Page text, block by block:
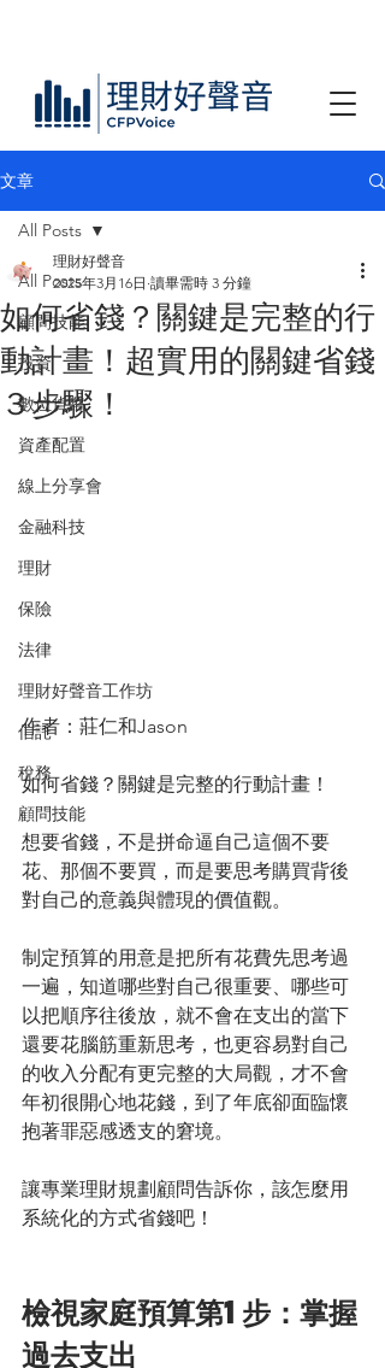
文章
All Posts
顧問技能
投資
數位貨幣
資產配置
線上分享會
金融科技
理財
保險
法律
理財好聲音工作坊
信託
稅務
顧問技能
All Posts
如何省錢？關鍵是完整的行
動計畫！超實用的關鍵省錢
３步驟！
理財好聲音
2025年3月16日 讀畢需時 3 分鐘
作者：莊仁和Jason
如何省錢？關鍵是完整的行動計畫！
想要省錢，不是拼命逼自己這個不要
花、那個不要買，而是要思考購買背後
對自己的意義與體現的價值觀。
制定預算的用意是把所有花費先思考過
一遍，知道哪些對自己很重要、哪些可
以把順序往後放，就不會在支出的當下
還要花腦筋重新思考，也更容易對自己
的收入分配有更完整的大局觀，才不會
年初很開心地花錢，到了年底卻面臨懷
抱著罪惡感透支的窘境。
讓專業理財規劃顧問告訴你，該怎麼用
系統化的方式省錢吧！
檢視家庭預算第1步：掌握
過去支出